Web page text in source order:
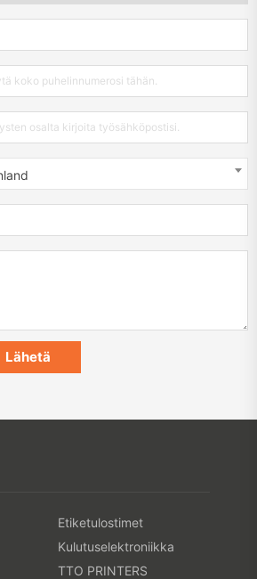
Etiketulostimet
Kulutuselektroniikka
TTO PRINTERS